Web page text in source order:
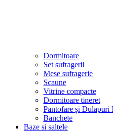
Dormitoare
Set sufragerii
Mese sufragerie
Scaune
Vitrine compacte
Dormitoare tineret
Pantofare și Dulapuri
Banchete
Baze si saltele